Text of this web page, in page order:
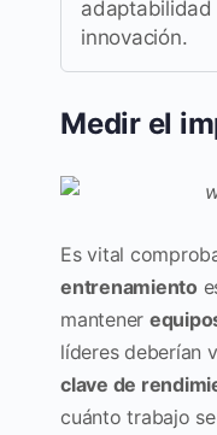
adaptabilidad
innovación.
Medir el
Es vital
entrenamiento
mantener
líderes deberían
clave de
cuánto trabajo